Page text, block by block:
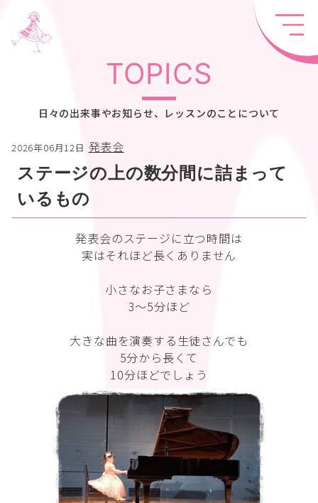
TOPICS
日々の出来事やお知らせ、レッスンのことについて
2026年06月12日 発表会
ステージの上の数分間に詰まって
いるもの
発表会のステージに立つ時間は
実はそれほど長くありません
小さなお子さまなら
3〜5分ほど
大きな曲を演奏する生徒さんでも
5分から長くて
10分ほどでしょう